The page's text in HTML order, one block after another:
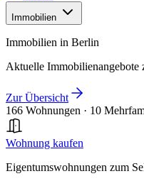
Immobilien
Immobilien in Berlin
Aktuelle
Zur Übersicht
166 Wohnungen · 10
Wohnung kaufen
Eigentumswohnungen zum